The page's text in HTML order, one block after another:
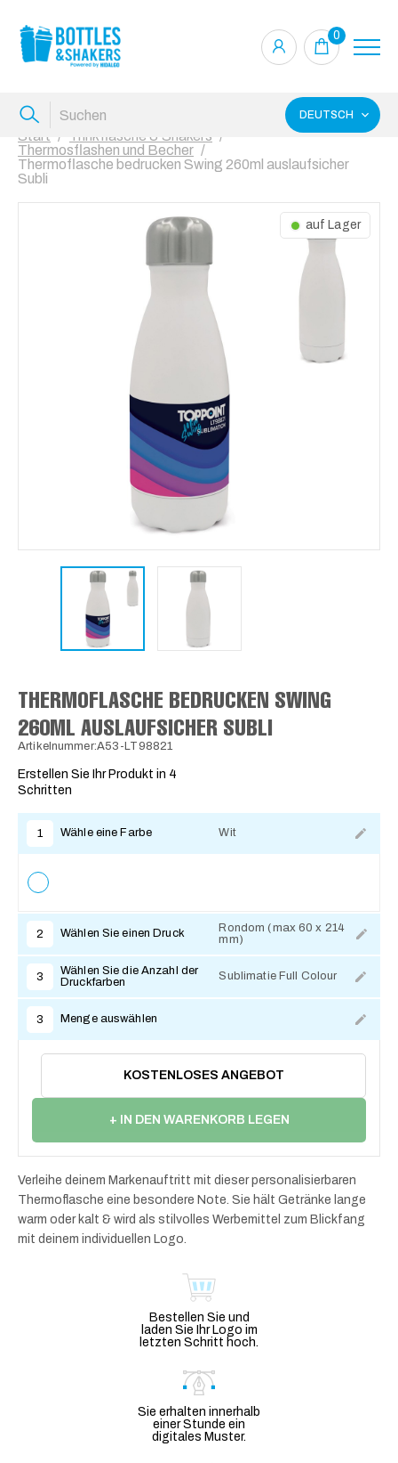
0
DEUTSCH
Start
Trinkflasche & Shakers
Thermosflashen und Becher
Thermoflasche bedrucken Swing 260ml auslaufsicher
Subli
auf Lager
THERMOFLASCHE BEDRUCKEN SWING
260ML AUSLAUFSICHER SUBLI
Artikelnummer:A53-LT98821
Erstellen Sie Ihr Produkt in 4
Schritten
1 Wähle eine Farbe Wit
2 Wählen Sie einen Druck
Rondom (max 60 x 214
mm)
3
Wählen Sie die Anzahl der
Druckfarben
Sublimatie Full Colour
3 Menge auswählen
KOSTENLOSES ANGEBOT
+ IN DEN WARENKORB LEGEN
Verleihe deinem Markenauftritt mit dieser personalisierbaren
Thermoflasche eine besondere Note. Sie hält Getränke lange
warm oder kalt & wird als stilvolles Werbemittel zum Blickfang
mit deinem individuellen Logo.
Bestellen Sie und
laden Sie Ihr Logo im
letzten Schritt hoch.
Sie erhalten innerhalb
einer Stunde ein
digitales Muster.